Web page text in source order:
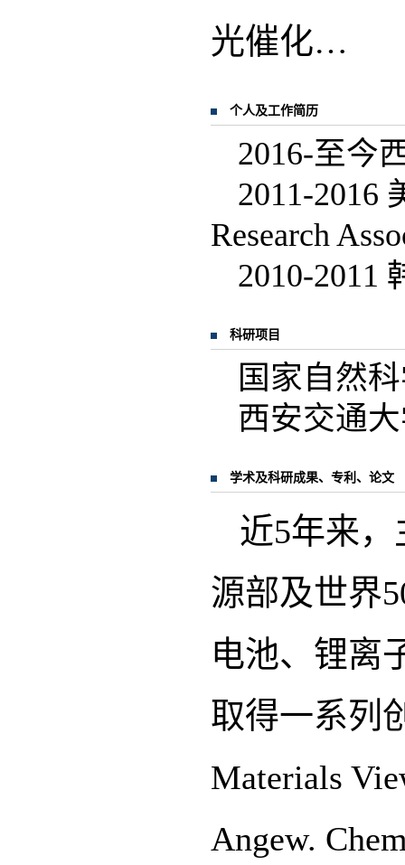
光催化…
个人及工作简历
2016-至今
2011-2016
Research
2010-2011
科研项目
国家自然
西安交通
学术及科研成果、专利、论文
近5年来
源部及世界
电池、锂离
取得一系列
Materials
Angew.